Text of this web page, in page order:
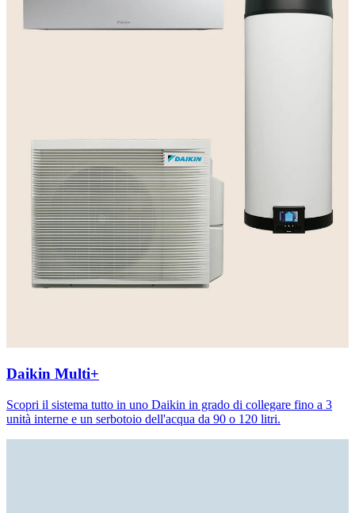
Daikin Multi+
Scopri il sistema tutto in uno Daikin in grado di collegare fino a 3
unità interne e un serbotoio dell'acqua da 90 o 120 litri.